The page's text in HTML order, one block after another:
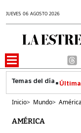
JUEVES 06 AGOSTO 2026
Inicio> Mundo> América
AMÉRICA